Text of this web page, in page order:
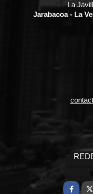
La
Jarabacoa - La
X